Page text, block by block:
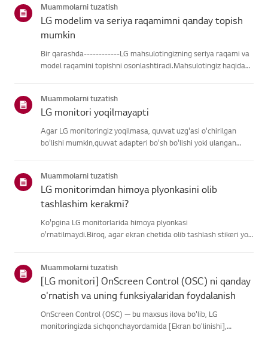
Muammolarni tuzatish
LG modelim va seriya raqamimni qanday topish
mumkin
Bir qarashda------------LG mahsulotingizning seriya raqami va
model raqamini topishni osonlashtiradi.Mahsulotingiz haqidagi
Muammolarni tuzatish
LG monitori yoqilmayapti
Agar LG monitoringiz yoqilmasa, quvvat uzg'asi o'chirilgan
bo'lishi mumkin,quvvat adapteri bo'sh bo'lishi yoki ulangan
borliginitasdiqlan...
Muammolarni tuzatish
LG monitorimdan himoya plyonkasini olib
tashlashim kerakmi?
Ko'pgina LG monitorlarida himoya plyonkasi
o'rnatilmaydi.Biroq, agar ekran chetida olib tashlash stikeri yoki
Ko'pgina L...
Muammolarni tuzatish
[LG monitori] OnScreen Control (OSC) ni qanday
o'rnatish va uning funksiyalaridan foydalanish
OnScreen Control (OSC) — bu maxsus ilova bo'lib, LG
monitoringizda sichqonchayordamida [Ekran bo'linishi],